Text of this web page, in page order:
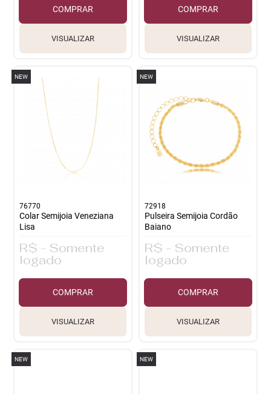
COMPRAR
VISUALIZAR
COMPRAR
VISUALIZAR
NEW
76770
Colar Semijoia Veneziana
Lisa
R$ - Somente
logado
COMPRAR
VISUALIZAR
NEW
72918
Pulseira Semijoia Cordão
Baiano
R$ - Somente
logado
COMPRAR
VISUALIZAR
NEW NEW